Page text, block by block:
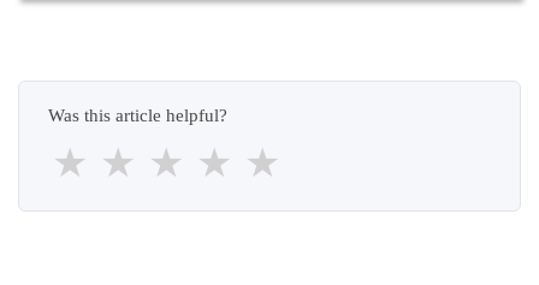
Was this article helpful?
★ ★ ★ ★ ★